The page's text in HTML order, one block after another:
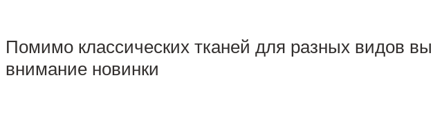
Помимо классических тканей для разных видов
внимание новинки